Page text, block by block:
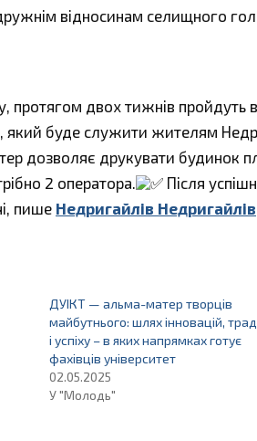
відносинам селищного
протягом двох тижнів пройдуть
який буде служити жителям
дозволяє друкувати будинок
2 оператора.
Після
пише Недригайлів Недригайлів
ДУІКТ — альма-матер творців
майбутнього: шлях інновацій,
і успіху – в яких напрямках готує
фахівців університет
02.05.2025
У "Молодь"